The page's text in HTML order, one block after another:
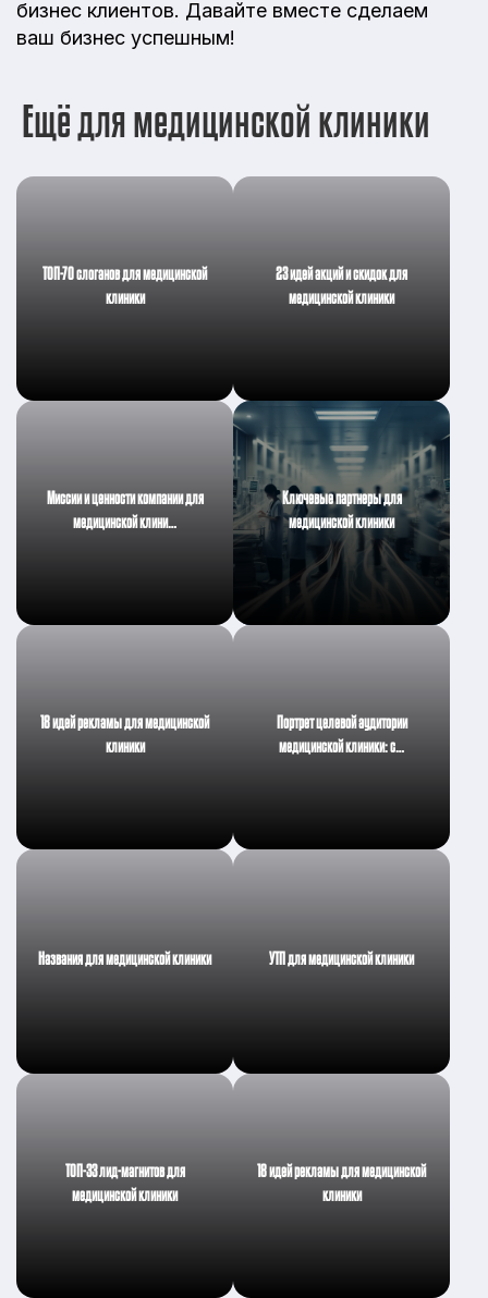
бизнес клиентов. Давайте вместе сделаем
ваш бизнес успешным!
Ещё для медицинской клиники
ТОП-70 слоганов для медицинской
клиники
23 идей акций и скидок для
медицинской клиники
Миссии и ценности компании для
медицинской клини…
Ключевые партнеры для
медицинской клиники
18 идей рекламы для медицинской
клиники
Портрет целевой аудитории
медицинской клиники: с…
Названия для медицинской клиники УТП для медицинской клиники
ТОП-33 лид-магнитов для
медицинской клиники
18 идей рекламы для медицинской
клиники